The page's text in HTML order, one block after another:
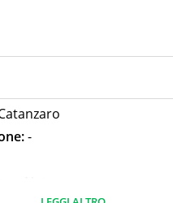
-